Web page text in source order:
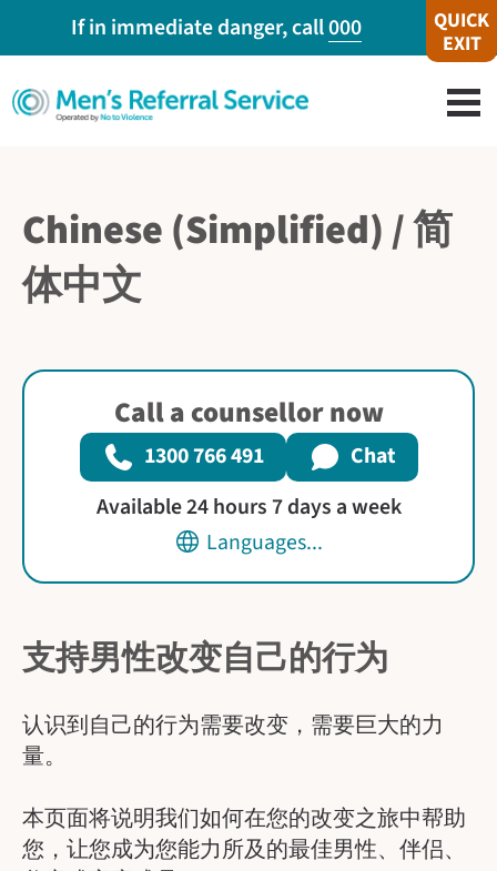
If in immediate danger, call000
QUICK
EXIT
Chinese (Simplified) / 简
体中文
Call a counsellor now
1300 766 491
Chat
Available 24 hours 7 days a week
Languages...
支持男性改变自己的行为
认识到自己的行为需要改变，需要巨大的力
量。
本页面将说明我们如何在您的改变之旅中帮助
您，让您成为您能力所及的最佳男性、伴侣、